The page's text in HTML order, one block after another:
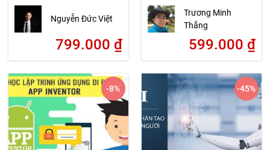
Nguyễn Đức Việt
799.000 ₫
ngữ lập trình Kotlin
Trương Minh
Thắng
599.000 ₫
-8% -45%